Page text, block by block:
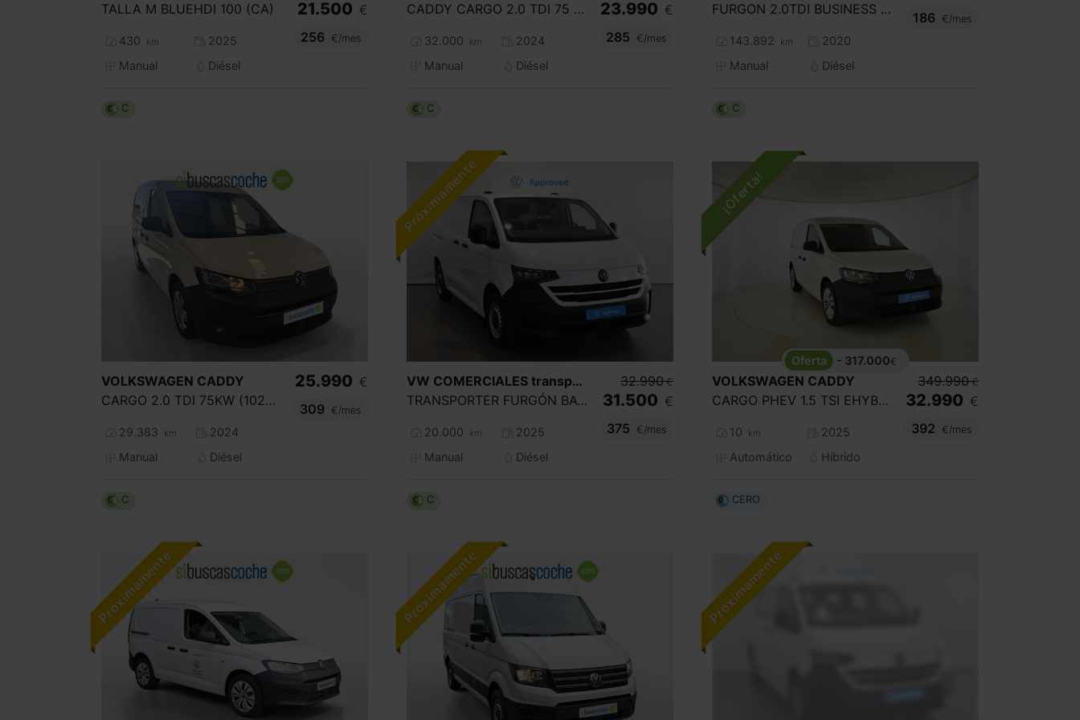
TALLA M BLUEHDI 100 (CA)
430 km
2025
Manual
Diésel
21.500 €
256
€/mes
C
CADDY CARGO 2.0 TDI 75 KW (102 CV) 6 VEL. 2.220
32.000 km
2024
Manual
Diésel
23.990 €
285
€/mes
C
FURGON 2.0TDI BUSINESS 75 KW
143.892 km
2020
Manual
Diésel
186
€/mes
C
VOLKSWAGEN CADDY
CARGO 2.0 TDI 75KW (102CV)
29.383 km
2024
Manual
Diésel
25.990 €
309
€/mes
C
VW COMERCIALES
transporter
TRANSPORTER FURGÓN BATALLA CORTA 2.0 TDI 81 KW (110 CV) 6 VEL.
20.000 km
2025
Manual
Diésel
32.990 €
31.500 €
375
€/mes
C
- 317.000€
VOLKSWAGEN CADDY
CARGO PHEV 1.5 TSI EHYBRID 85KW/110KW
10 km
2025
Automático
Híbrido
349.990 €
32.990 €
392
€/mes
CERO